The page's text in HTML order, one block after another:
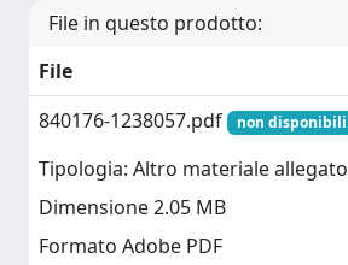
File in questo prodotto:
File
840176-1238057.pdf
non disponibili
Tipologia: Altro materiale allegato
Dimensione 2.05 MB
Formato Adobe PDF